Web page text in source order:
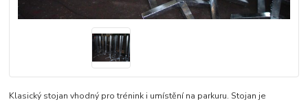
Klasický stojan vhodný pro trénink i umístění na parkuru. Stojan je